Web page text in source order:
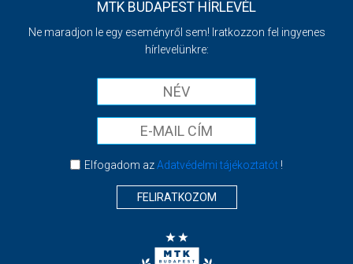
MTK BUDAPEST HÍRLEVÉL
Ne maradjon le egy eseményről sem! Iratkozzon fel ingyenes
hírlevelünkre:
Elfogadom azAdatvédelmi tájékoztatót!
FELIRATKOZOM